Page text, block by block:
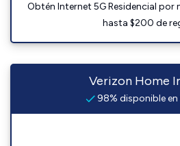
Obtén Internet 5G Residencial
hasta $200 de
Verizon Home
98% disponible en